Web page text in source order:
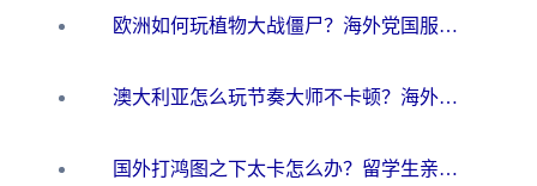
欧洲如何玩植物大战僵尸？海外党国服游戏加速避坑指南（附实测对比）
澳大利亚怎么玩节奏大师不卡顿？海外党国服游戏加速终极指南
国外打鸿图之下太卡怎么办？留学生亲测有效的国服游戏加速方案